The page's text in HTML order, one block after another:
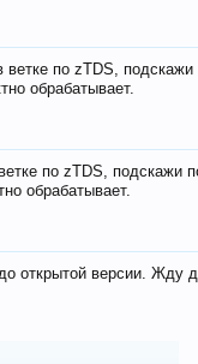
ветке по zTDS,
обрабатывает.
по zTDS, подскажи
обрабатывает.
открытой версии. Жду